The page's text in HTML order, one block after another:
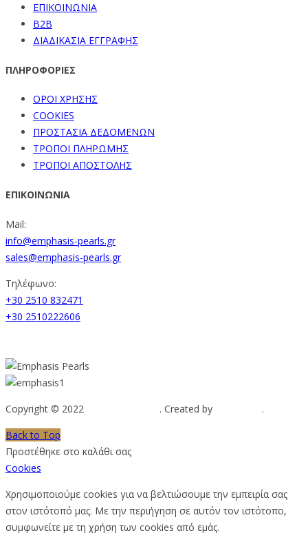
ΕΠΙΚΟΙΝΩΝΙΑ
B2B
ΔΙΑΔΙΚΑΣΙΑ ΕΓΓΡΑΦΗΣ
ΠΛΗΡΟΦΟΡΙΕΣ
ΟΡΟΙ ΧΡΗΣΗΣ
COOKIES
ΠΡΟΣΤΑΣΙΑ ΔΕΔΟΜΕΝΩΝ
ΤΡΟΠΟΙ ΠΛΗΡΩΜΗΣ
ΤΡΟΠΟΙ ΑΠΟΣΤΟΛΗΣ
ΕΠΙΚΟΙΝΩΝΙΑ
Mail:
info@emphasis-pearls.gr
sales@emphasis-pearls.gr
Τηλέφωνο:
+30 2510 832471
+30 2510222606
Copyright © 2022 . Created by
.
Back to Top
Προστέθηκε στο καλάθι σας
Cookies
Χρησιμοποιούμε cookies για να βελτιώσουμε την εμπειρία σας
στον ιστότοπό μας. Με την περιήγηση σε αυτόν τον ιστότοπο,
συμφωνείτε με τη χρήση των cookies από εμάς.